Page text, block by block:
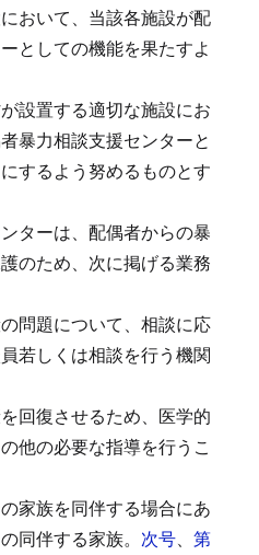
おいて、当該各施設が配
としての機能を果たすよ
設置する適切な施設にお
暴力相談支援センターと
するよう努めるものとす
ターは、配偶者からの暴
のため、次に掲げる業務
問題について、相談に応
若しくは相談を行う機関
回復させるため、医学的
他の必要な指導を行うこ
家族を同伴する場合にあ
同伴する家族。 次号、 第